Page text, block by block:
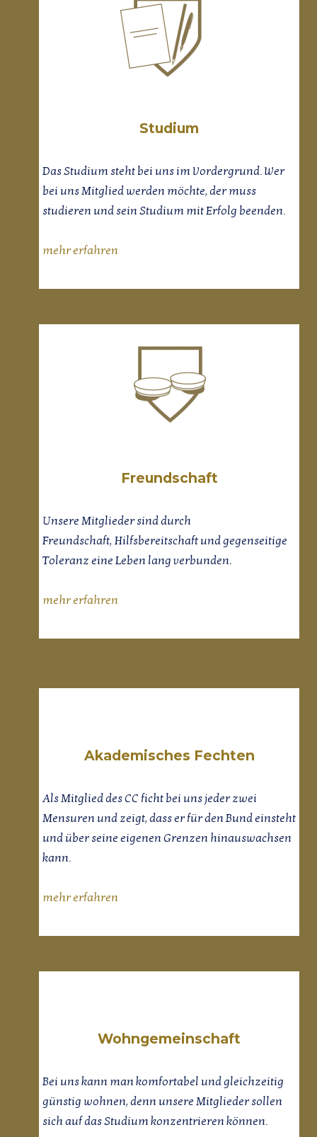
Studium
Das Studium steht bei uns im Vordergrund. Wer
bei uns Mitglied werden möchte, der muss
studieren und sein Studium mit Erfolg beenden.
mehr erfahren
Freundschaft
Unsere Mitglieder sind durch
Freundschaft, Hilfsbereitschaft und gegenseitige
Toleranz eine Leben lang verbunden.
mehr erfahren
Akademisches Fechten
Als Mitglied des CC ficht bei uns jeder zwei
Mensuren und zeigt, dass er für den Bund einsteht
und über seine eigenen Grenzen hinauswachsen
kann.
mehr erfahren
Wohngemeinschaft
Bei uns kann man komfortabel und gleichzeitig
günstig wohnen, denn unsere Mitglieder sollen
sich auf das Studium konzentrieren können.